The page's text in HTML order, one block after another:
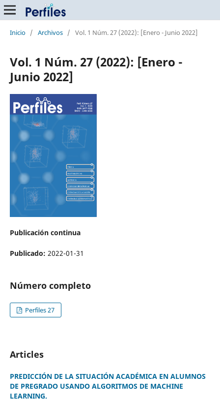
Inicio / Archivos / Vol. 1 Núm. 27 (2022): [Enero - Junio 2022]
Vol. 1 Núm. 27 (2022): [Enero -
Junio 2022]
Publicación continua
Publicado: 2022-01-31
Número completo
Perfiles 27
Articles
PREDICCIÓN DE LA SITUACIÓN ACADÉMICA EN ALUMNOS
DE PREGRADO USANDO ALGORITMOS DE MACHINE
LEARNING.